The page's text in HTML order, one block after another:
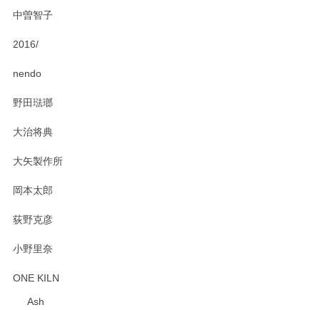
中曽智子
2016/
nendo
野田琺瑯
大治将典
大矢製作所
岡本太郎
荻野克彦
小野里奈
ONE KILN
Ash